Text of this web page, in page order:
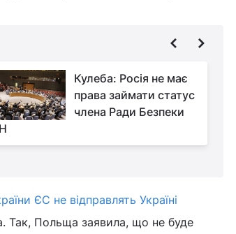
Кулеба: Росія не має
права займати статус
члена Ради Безпеки
ЄС не відправлять Україні
Так, Польща заявила, що не буде